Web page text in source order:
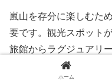
嵐山を存分に楽しむた
要です。観光スポット
旅館からラグジュアリ
ており、それぞれのニ
ができます。ホーム